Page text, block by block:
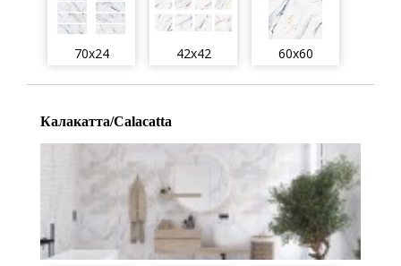
70x24 42x42 60x60
Калакатта/Calacatta